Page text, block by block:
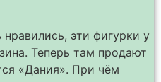
эти фигурки у
Теперь там продают
«Дания». При чём